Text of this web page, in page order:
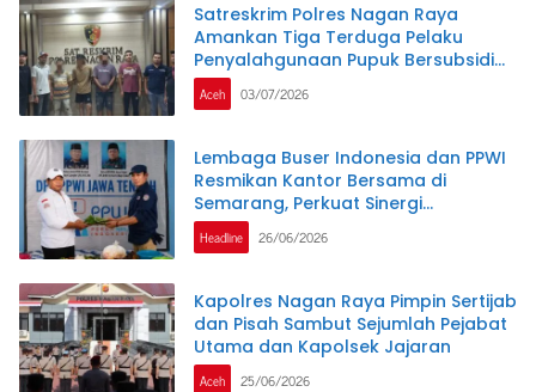
Satreskrim Polres Nagan Raya
Amankan Tiga Terduga Pelaku
Penyalahgunaan Pupuk Bersubsidi
dan Bio Solar Bersubsidi.
Aceh 03/07/2026
Lembaga Buser Indonesia dan PPWI
Resmikan Kantor Bersama di
Semarang, Perkuat Sinergi
Kelembagaan dan Jurnalistik
Headline 26/06/2026
Kapolres Nagan Raya Pimpin Sertijab
dan Pisah Sambut Sejumlah Pejabat
Utama dan Kapolsek Jajaran
Aceh 25/06/2026